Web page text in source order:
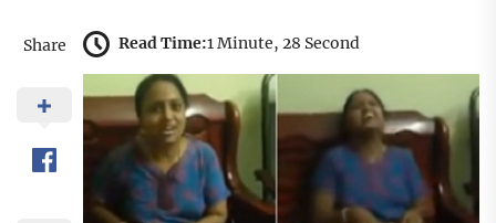
Share Read Time:1 Minute, 28 Second